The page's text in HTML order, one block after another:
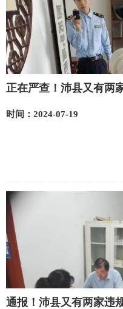
正在严查！沛县又有两
时间：2024-07-19
通报！沛县又有两家违